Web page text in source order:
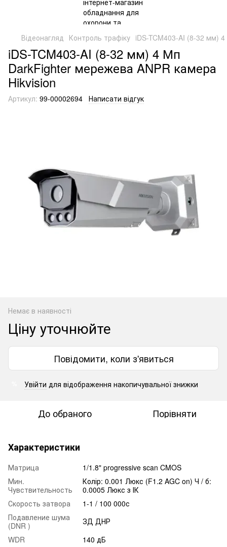
Відеонагляд Контроль трафіку iDS-TCM403-AI (8-32 мм)
iDS-TCM403-AI (8-32 мм) 4 Мп
DarkFighter мережева ANPR камера
Hikvision
Артикул: 99-00002694 Написати відгук
Немає в наявності
Ціну уточнюйте
Повідомити, коли з'явиться
Увійти для відображення накопичувальної знижки
До обраного Порівняти
Характеристики
Матрица
1/1.8" progressive scan CMOS
Мин.
Чувствительность
Колір: 0.001 Люкс (F1.2 AGC on) Ч / б:
0.0005 Люкс з ІК
Скорость затвора
1-1 / 100 000с
Подавление шума
(DNR )
ЗД ДНР
WDR
140 дБ